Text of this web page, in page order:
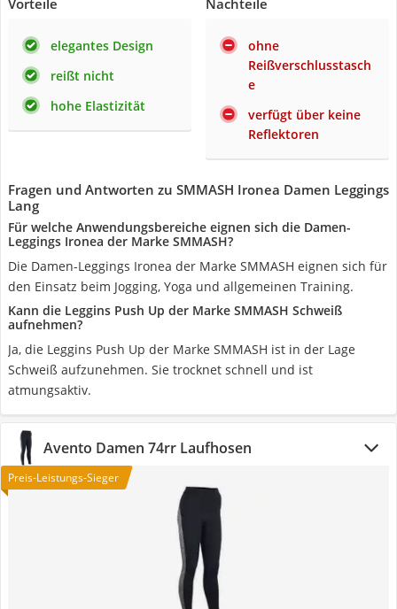
Vorteile
elegantes Design
reißt nicht
hohe Elastizität
Nachteile
ohne
Reißverschlusstasch
e
verfügt über keine
Reflektoren
Fragen und Antworten zu SMMASH Ironea Damen Leggings
Lang
Für welche Anwendungsbereiche eignen sich die Damen-
Leggings Ironea der Marke SMMASH?
Die Damen-Leggings Ironea der Marke SMMASH eignen sich für
den Einsatz beim Jogging, Yoga und allgemeinen Training.
Kann die Leggins Push Up der Marke SMMASH Schweiß
aufnehmen?
Ja, die Leggins Push Up der Marke SMMASH ist in der Lage
Schweiß aufzunehmen. Sie trocknet schnell und ist
atmungsaktiv.
Avento Damen 74rr Laufhosen
Preis-Leistungs-Sieger